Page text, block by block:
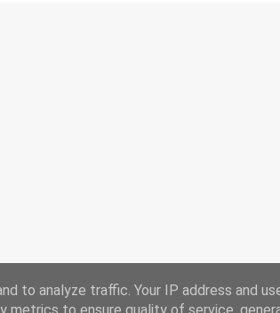
to analyze traffic. Your IP address and